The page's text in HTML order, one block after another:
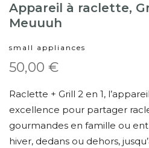
Appareil à raclette,
Meuuuh
small appliances
50,00 €
Raclette + Grill 2 en 1,
excellence pour partager
gourmandes en famille ou
hiver, dedans ou dehors,